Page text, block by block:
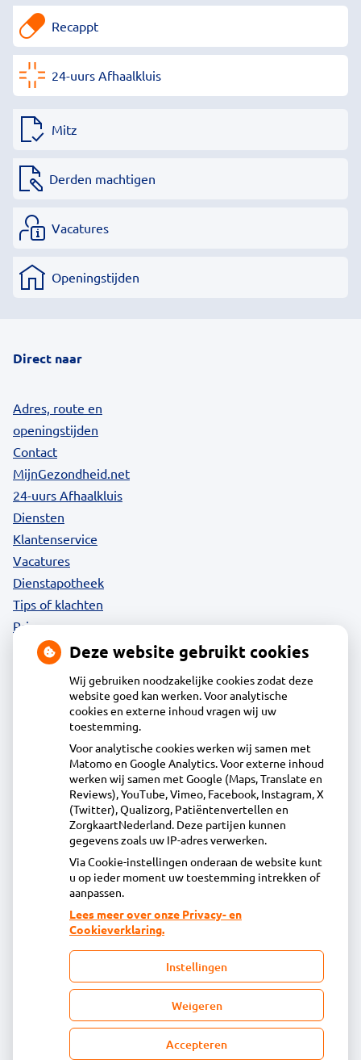
Recappt
24-uurs Afhaalkluis
Mitz
Derden machtigen
Vacatures
Openingstijden
Direct naar
Adres, route en
openingstijden
Contact
MijnGezondheid.net
24-uurs Afhaalkluis
Diensten
Klantenservice
Vacatures
Dienstapotheek
Tips of klachten
Privacy
Acdapha Apotheek Waterland-Oost
Heideweg 1B, 1132DA Volendam
0299 - 36 83 24
info@apotheekwaterlandoost.nl
Inschrijven
Centrale administratie
Heeft u vragen of opmerkingen over uw
toegestuurde rekening van de apotheek?
declaratie@acdaphagroep.nl
Deze website gebruikt cookies
Wij gebruiken noodzakelijke cookies zodat deze
website goed kan werken. Voor analytische
cookies en externe inhoud vragen wij uw
toestemming.
Voor analytische cookies werken wij samen met
Matomo en Google Analytics. Voor externe inhoud
werken wij samen met Google (Maps, Translate en
Reviews), YouTube, Vimeo, Facebook, Instagram, X
(Twitter), Qualizorg, Patiëntenvertellen en
ZorgkaartNederland. Deze partijen kunnen
gegevens zoals uw IP-adres verwerken.
Via Cookie-instellingen onderaan de website kunt
u op ieder moment uw toestemming intrekken of
aanpassen.
Lees meer over onze Privacy- en
Cookieverklaring.
Instellingen
Weigeren
Accepteren